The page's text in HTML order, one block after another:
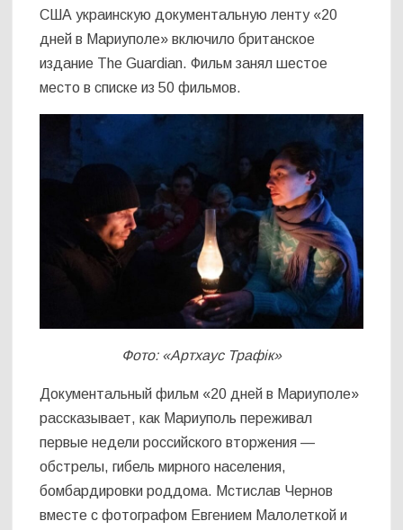
США украинскую документальную ленту «20
дней в Мариуполе» включило британское
издание The Guardian. Фильм занял шестое
место в списке из 50 фильмов.
Фото: «Артхаус Трафік»
Документальный фильм «20 дней в Мариуполе»
рассказывает, как Мариуполь переживал
первые недели российского вторжения —
обстрелы, гибель мирного населения,
бомбардировки роддома. Мстислав Чернов
вместе с фотографом Евгением Малолеткой и